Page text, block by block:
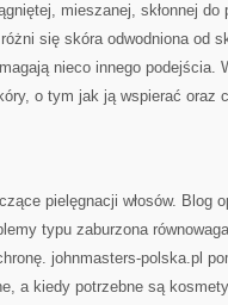
mieszanej, skłonnej do
się skóra odwodniona od
nieco innego podejścia.
o tym jak ją wspierać oraz
pielęgnacji włosów. Blog
typu zaburzona
johnmasters-polska.pl
a kiedy potrzebne są